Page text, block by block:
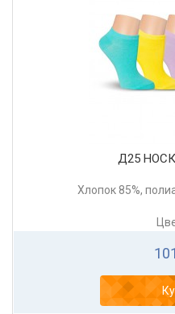
Д25
Хлопок 85%,